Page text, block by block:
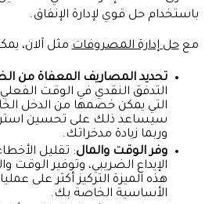
باستخدام حل قوي لإدارة الإنفاق.
معحل إدارة المصروفاتمثل آلان،
تحديد المصاريف المعفاة من
التدفق النقدي في الوقت
التي يمكن خصمها من الدخل
سيساعد ذلك على تحسين
وربما زيادة مدخراتك.
وفر الوقت والمال: تقليل
الإيداع الضريبي، وتوفير الوقت
هذه الميزة التركيز أكثر على
الأساسية الخاصة بك.